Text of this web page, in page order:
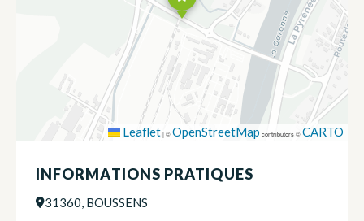
Leaflet|©OpenStreetMap contributors ©CARTO
INFORMATIONS PRATIQUES
31360, BOUSSENS